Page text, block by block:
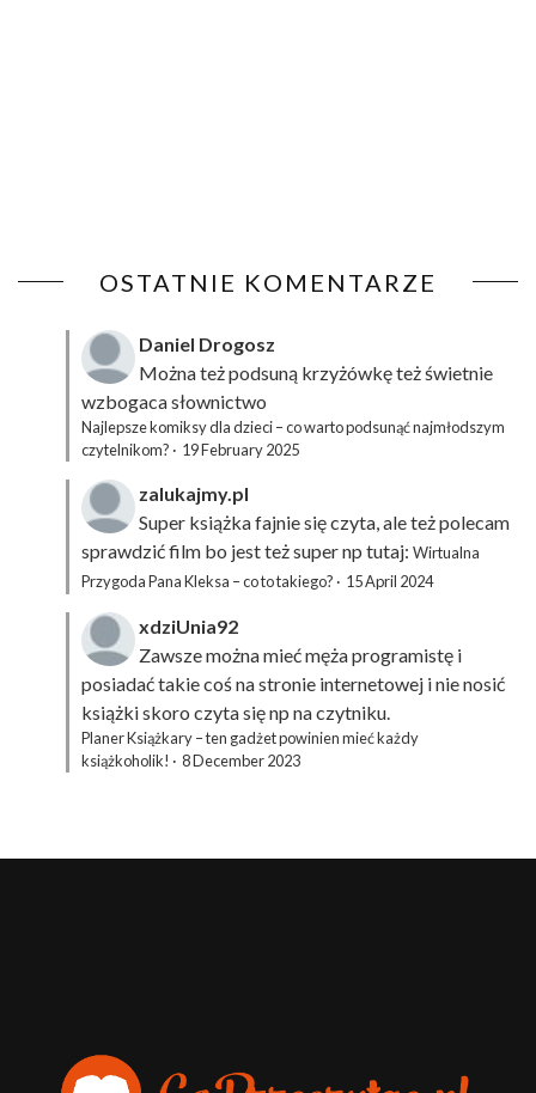
OSTATNIE KOMENTARZE
Daniel Drogosz
Można też podsuną krzyżówkęteż świetnie
wzbogaca słownictwo
Najlepsze komiksy dla dzieci – co warto podsunąć najmłodszym
czytelnikom? · 19 February 2025
zalukajmy.pl
Super książka fajnie się czyta, ale też polecam
sprawdzić film bo jest też super np tutaj: Wirtualna
Przygoda Pana Kleksa – co to takiego? · 15 April 2024
xdziUnia92
Zawsze można mieć męża programistę i
posiadać takie coś na stronie internetowej i nie nosić
książki skoro czyta się np na czytniku.
Planer Książkary – ten gadżet powinien mieć każdy
książkoholik! · 8 December 2023